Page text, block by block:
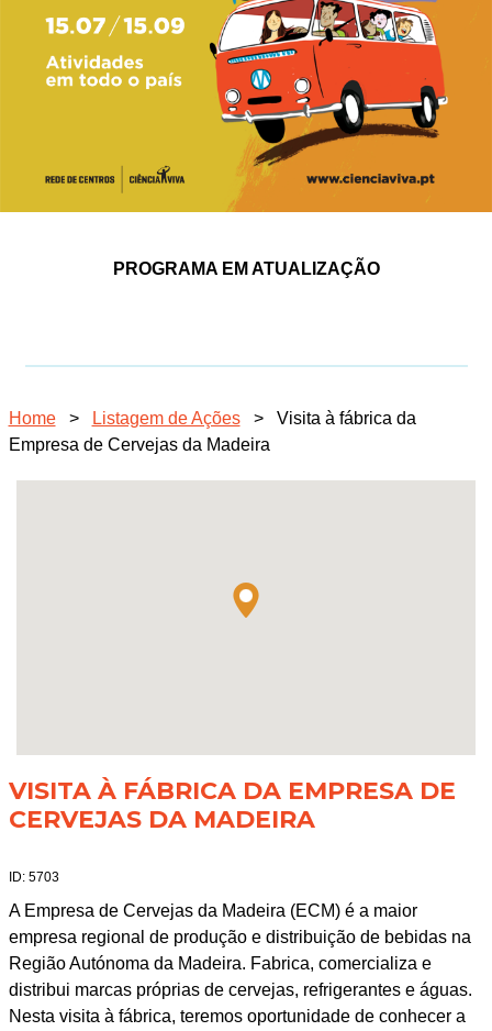
PROGRAMA EM ATUALIZAÇÃO
Home > Listagem de Ações >
Visita à fábrica da
Empresa de Cervejas da Madeira
VISITA À FÁBRICA DA EMPRESA DE
CERVEJAS DA MADEIRA
ID: 5703
A Empresa de Cervejas da Madeira (ECM) é a maior
empresa regional de produção e distribuição de bebidas na
Região Autónoma da Madeira. Fabrica, comercializa e
distribui marcas próprias de cervejas, refrigerantes e águas.
Nesta visita à fábrica, teremos oportunidade de conhecer a